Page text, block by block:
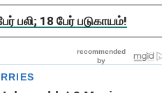
பலி; 18 பேர் படுகாயம்!